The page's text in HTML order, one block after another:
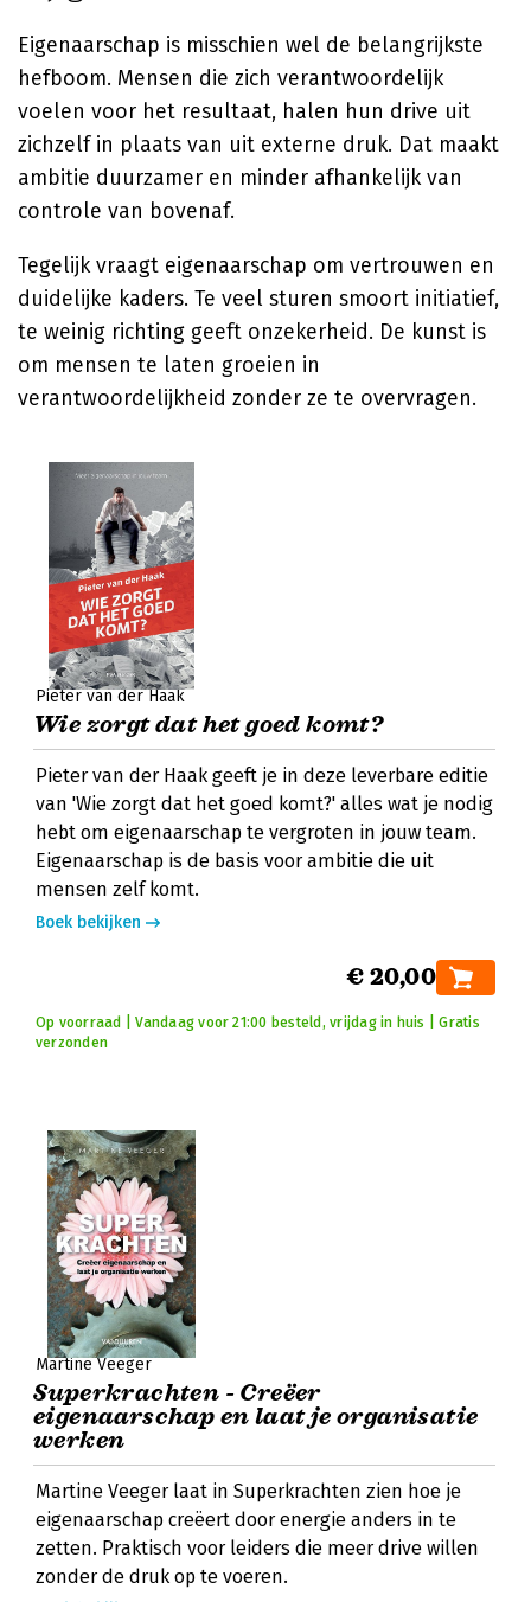
Eigenaarschap is misschien wel de belangrijkste
hefboom. Mensen die zich verantwoordelijk
voelen voor het resultaat, halen hun drive uit
zichzelf in plaats van uit externe druk. Dat maakt
ambitie duurzamer en minder afhankelijk van
controle van bovenaf.
Tegelijk vraagt eigenaarschap om vertrouwen en
duidelijke kaders. Te veel sturen smoort initiatief,
te weinig richting geeft onzekerheid. De kunst is
om mensen te laten groeien in
verantwoordelijkheid zonder ze te overvragen.
Pieter van der Haak
Wie zorgt dat het goed komt?
Pieter van der Haak geeft je in deze leverbare editie
van 'Wie zorgt dat het goed komt?' alles wat je nodig
hebt om eigenaarschap te vergroten in jouw team.
Eigenaarschap is de basis voor ambitie die uit
mensen zelf komt.
Boek bekijken
€ 20,00
Op voorraad | Vandaag voor 21:00 besteld, vrijdag in huis | Gratis
verzonden
Martine Veeger
Superkrachten - Creëer
eigenaarschap en laat je organisatie
werken
Martine Veeger laat in Superkrachten zien hoe je
eigenaarschap creëert door energie anders in te
zetten. Praktisch voor leiders die meer drive willen
zonder de druk op te voeren.